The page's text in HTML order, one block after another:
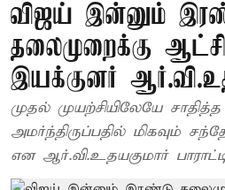
விஜய் இன்னும்
தலைமுறைக்கு
இயக்குனர்
முதல் முயற்சியிலேயே
அமர்ந்திருப்பதில் மிகவும்
என ஆர்.வி.உதயகுமார்